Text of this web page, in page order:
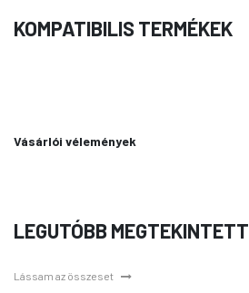
KOMPATIBILIS TERMÉKEK
Vásárlói vélemények
LEGUTÓBB MEGTEKINTETT
Lássam az összeset